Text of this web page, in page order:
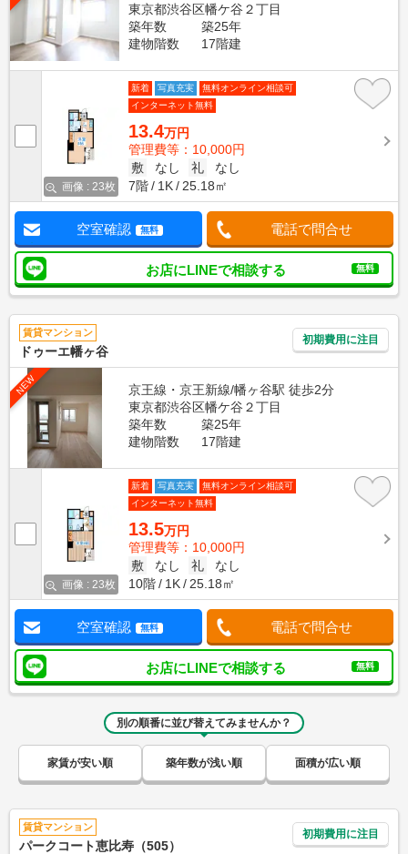
東京都渋谷区幡ケ谷２丁目
築年数
築25年
建物階数
17階建
画像 : 23枚
新着 写真充実
無料オンライン相談可
インターネット無料
13.4万円
管理費等：10,000円
敷
なし 礼
なし
7階
1K 25.18㎡
空室確認 無料 電話で問合せ
お店にLINEで相談する 無料
賃貸マンション
ドゥーエ幡ヶ谷
初期費用に注目
NEW
京王線・京王新線/幡ヶ谷駅 徒歩2分
東京都渋谷区幡ケ谷２丁目
築年数
築25年
建物階数
17階建
画像 : 23枚
新着 写真充実
無料オンライン相談可
インターネット無料
13.5万円
管理費等：10,000円
敷
なし 礼
なし
10階
1K 25.18㎡
空室確認 無料 電話で問合せ
お店にLINEで相談する 無料
別の順番に並び替えてみませんか？
家賃が安い順 築年数が浅い順 面積が広い順
賃貸マンション
パークコート恵比寿（505）
初期費用に注目